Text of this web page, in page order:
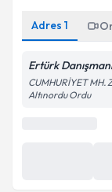
Adres 1
Ertürk
CUMHURİYET MH.
Altınordu Ordu